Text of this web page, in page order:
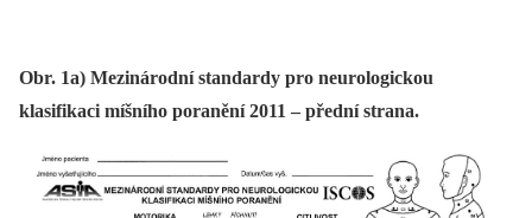
Obr. 1a) Mezinárodní standardy pro neurologickou
klasifikaci míšního poranění 2011 – přední strana.